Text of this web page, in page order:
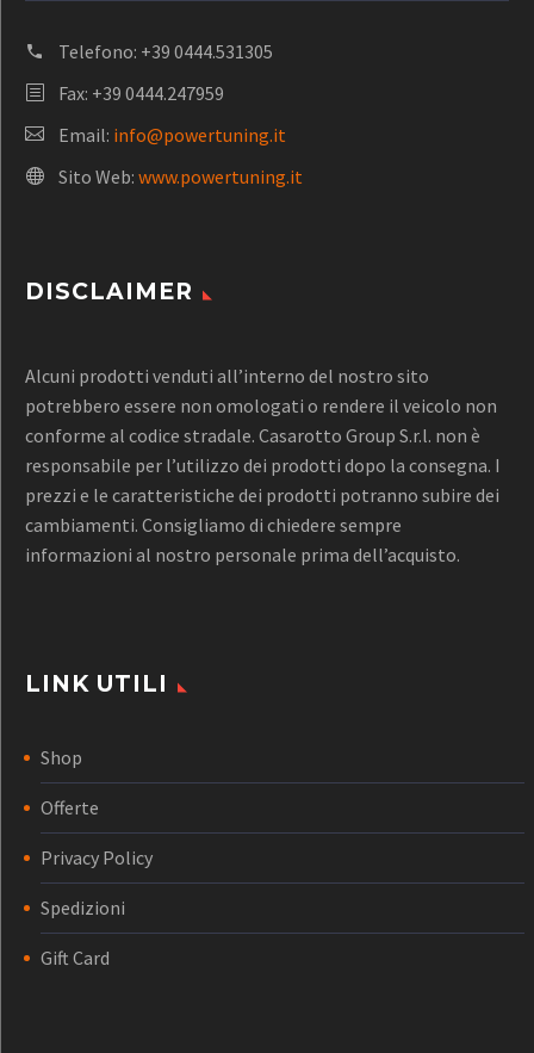
Telefono: +39 0444.531305
Fax: +39 0444.247959
Email: info@powertuning.it
Sito Web: www.powertuning.it
DISCLAIMER
Alcuni prodotti venduti all’interno del nostro sito
potrebbero essere non omologati o rendere il veicolo non
conforme al codice stradale. Casarotto Group S.r.l. non è
responsabile per l’utilizzo dei prodotti dopo la consegna. I
prezzi e le caratteristiche dei prodotti potranno subire dei
cambiamenti. Consigliamo di chiedere sempre
informazioni al nostro personale prima dell’acquisto.
LINK UTILI
Shop
Offerte
Privacy Policy
Spedizioni
Gift Card